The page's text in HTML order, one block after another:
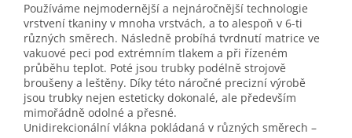
Používáme nejmodernější a nejnáročnější technologie
vrstvení tkaniny v mnoha vrstvách, a to alespoň v 6-ti
různých směrech. Následně probíhá tvrdnutí matrice ve
vakuové peci pod extrémním tlakem a při řízeném
průběhu teplot. Poté jsou trubky podélně strojově
broušeny a leštěny. Díky této náročné precizní výrobě
jsou trubky nejen esteticky dokonalé, ale především
mimořádně odolné a přesné.
Unidirekcionální vlákna pokládaná v různých směrech –